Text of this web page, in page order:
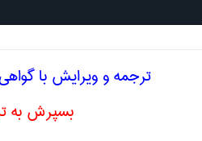
ترجمه و ویرایش با
بسپرش به